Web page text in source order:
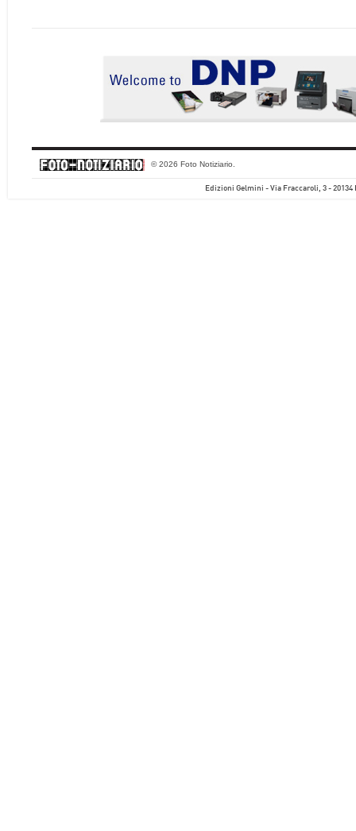
© 2026 Foto Notiziario.
Edizioni Gelmini - Via Fraccaroli, 3 - 20134